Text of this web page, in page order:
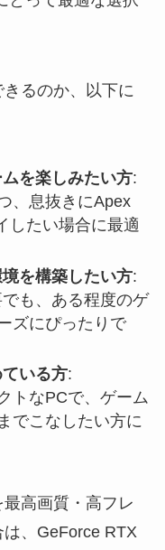
るのか、以下に
を楽しみたい方:
、息抜きにApex
したい場合に最適
を構築したい方:
も、ある程度のゲ
ズにぴったりで
いる方:
トなPCで、ゲーム
でこなしたい方に
高画質・高フレ
、GeForce RTX